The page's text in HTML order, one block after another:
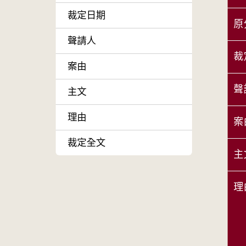
裁定日期
聲請人
案由
主文
理由
裁定全文
原
裁
聲
案
主
理